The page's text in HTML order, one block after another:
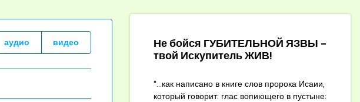
аудио видео
Не бойся ГУБИТЕЛЬНОЙ ЯЗВЫ -
твой Искупитель ЖИВ!
"...как написано в книге слов пророка Исаии,
который говорит: глас вопиющего в пустыне: